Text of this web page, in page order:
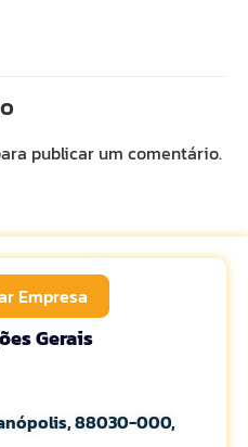
publicar um comentário.
Empresa
Gerais
88030-000,